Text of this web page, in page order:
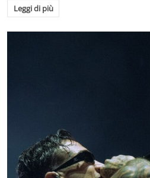
Leggi di più